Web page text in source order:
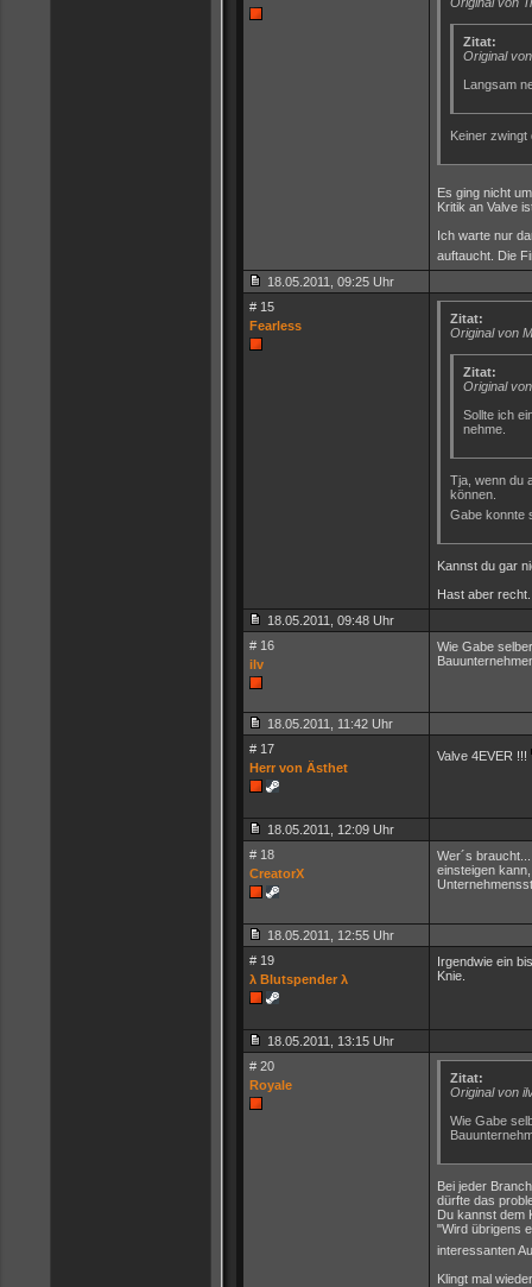
Zitat:
Original
Langsam
Keiner
Es ging nicht
Kritik an Valve
Ich warte nur
auftaucht. Die
18.05.2011, 09:25 Uhr
# 15
Fearless
Zitat:
Original von
Zitat:
Original
Sollte ich
nehme.
Tja, wenn du
können.
Gabe konnte
Kannst du gar
Hast aber recht.
18.05.2011, 09:48 Uhr
# 16
ilv
Wie Gabe
18.05.2011, 11:42 Uhr
# 17
Herr von Ästhet
Valve 4EVER !!!
18.05.2011, 12:09 Uhr
# 18
CreatorX
Wer´s
einsteigen
18.05.2011, 12:55 Uhr
# 19
λ Blutspender λ
Irgendwie ein
Knie.
18.05.2011, 13:15 Uhr
# 20
Royale
Zitat:
Original von
Wie Gabe
Bei jeder
dürfte das
Du kannst dem
"Wird übrigens
interessanten
Klingt mal